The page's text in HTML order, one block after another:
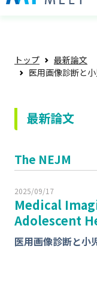
トップ
最新論文
医用画像診断と
最新論文
The NEJM
2025/09/17
Medical
Adolescent
医用画像診断と小